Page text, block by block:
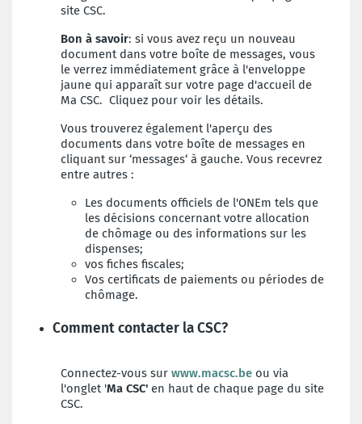
site CSC.
Bon à savoir: si vous avez reçu un nouveau
document dans votre boîte de messages, vous
le verrez immédiatement grâce à l'enveloppe
jaune qui apparaît sur votre page d'accueil de
Ma CSC. Cliquez pour voir les détails.
Vous trouverez également l'aperçu des
documents dans votre boîte de messages en
cliquant sur ‘messages‘ à gauche. Vous recevrez
entre autres :
Les documents officiels de l'ONEm tels que
les décisions concernant votre allocation
de chômage ou des informations sur les
dispenses;
vos fiches fiscales;
Vos certificats de paiements ou périodes de
chômage.
Comment contacter la CSC?
Connectez-vous sur www.macsc.be ou via
l'onglet 'Ma CSC' en haut de chaque page du site
CSC.